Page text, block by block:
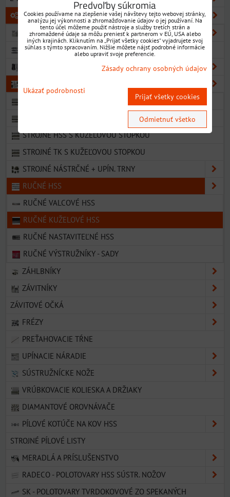
KOVOOBRÁBACIE NÁSTROJE
VRTÁKY
NAVRTÁVAKY
STROJNÉ HSS S VALCOVOU STOPKOU
STROJNÉ TK S VALCOVOU STOPKOU
STROJNÉ HSS S KUŽEĽOVOU STOPKOU
STROJNÉ TK S KUŽEĽOVOU STOPKOU
STROJNÉ NÁSTRČNÉ + UPÍN. TRNY
RUČNÉ HSS
RUČNÉ VALCOVÉ HSS
RUČNÉ KUŽELOVÉ HSS
RUČNÉ NASTAVITEĽNÉ HSS
RUČNÉ VÝSTRUŽNÍKY - SADY
ZÁHLBNÍKY
ZÁVITNÍKY
ZÁVITOVÉ OČKÁ
FRÉZY
PREŤAHOVACIE TŔNE
UPÍNACIE NÁRADIE
SÚSTRUŽNÍCKE NOŽE
VRÚBKOVACIE KOLIESKA A DRŽIAKY
DIAMANTOVÉ OROVNÁVAČE
PÍLOVÉ KOTÚČE NA KOV HSS
STROJNÉ PÍLOVÉ LISTY
MERADLÁ A PRÍSLUŠENSTVO
RADECO - POLOTOVARY HSS SÚSTR. NOŽOV
SK - POLOTOVARY TVRDOKOVOVÉ ZO SPEKANÝCH
Predvoľby súkromia
Cookies používame na zlepšenie vašej návštevy tejto webovej stránky,
analýzu jej výkonnosti a zhromažďovanie údajov o jej používaní. Na
tento účel môžeme použiť nástroje a služby tretích strán a
zhromaždené údaje sa môžu preniesť k partnerom v EÚ, USA alebo
iných krajinách. Kliknutím na „Prijať všetky cookies“ vyjadrujete svoj
súhlas s týmto spracovaním. Nižšie môžete nájsť podrobné informácie
alebo upraviť svoje preferencie.
Zásady ochrany osobných údajov
Ukázať podrobnosti
Prijať všetky cookies
Odmietnuť všetko